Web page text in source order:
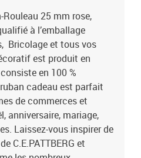
25 mm rose,
à l’emballage
Bricolage et tous vos
est produit en
en 100 %
cadeau est parfait
de commerces et
anniversaire, mariage,
Laissez-vous inspirer de
C.E.PATTBERG et